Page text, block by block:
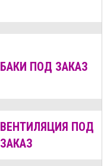
БАКИ ПОД ЗАКАЗ
ВЕНТИЛЯЦИЯ ПОД
ЗАКАЗ